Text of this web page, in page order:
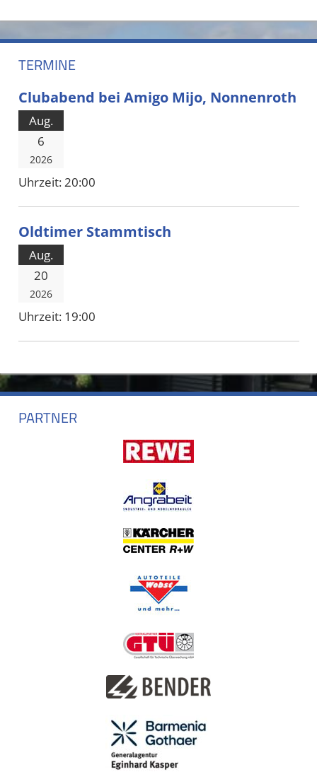
TERMINE
Clubabend bei Amigo Mijo, Nonnenroth
Aug.
6
2026
Uhrzeit: 20:00
Oldtimer Stammtisch
Aug.
20
2026
Uhrzeit: 19:00
PARTNER